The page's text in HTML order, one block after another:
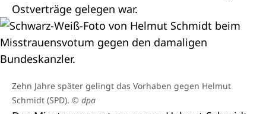
Ostverträge gelegen war.
Zehn Jahre später gelingt das Vorhaben gegen Helmut
Schmidt (SPD). © dpa